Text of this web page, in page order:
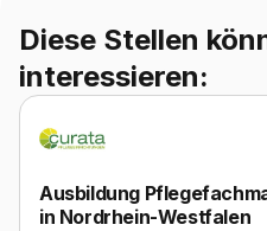
Diese Stellen
interessieren:
Ausbildung
in Nordrhein-Westfalen